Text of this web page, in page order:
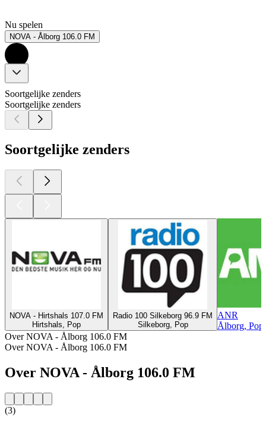
Nu spelen
NOVA - Ålborg 106.0 FM
Soortgelijke zenders
Soortgelijke zenders
Soortgelijke zenders
NOVA - Hirtshals 107.0 FM
Hirtshals, Pop
Radio 100 Silkeborg 96.9 FM
Silkeborg, Pop
ANR
Ålborg, Pop
Over NOVA - Ålborg 106.0 FM
Over NOVA - Ålborg 106.0 FM
Over NOVA - Ålborg 106.0 FM
(3)